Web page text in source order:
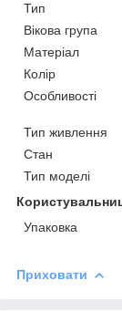
Тип
Вікова група
Матеріал
Колір
Особливості
Тип живлення
Стан
Тип моделі
Упаковка
Приховати